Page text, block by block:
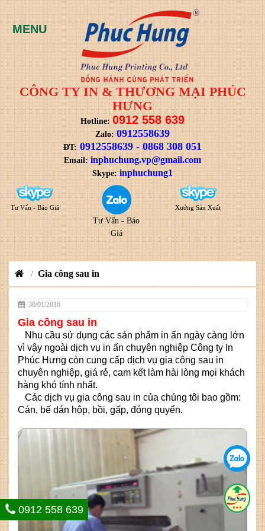
CÔNG TY IN & THƯƠNG MẠI PHÚC
HƯNG
Hotline: 0912 558 639
Zalo: 0912558639
ĐT: 0912558639-0868 308 051
Email: inphuchung.vp@gmail.com
Skype: inphuchung1
Tư Vấn - Báo Giá
Tư Vấn - Báo
Giá
Xưởng Sản Xuất
/ Gia công sau in
30/01/2016
Gia công sau in
Nhu cầu sử dụng các sản phẩm in ấn ngày càng lớn
vì vậy ngoài dịch vụ in ấn chuyên nghiệp Công ty In
Phúc Hưng còn cung cấp dịch vụ gia công sau in
chuyên nghiệp, giá rẻ, cam kết làm hài lòng mọi khách
hàng khó tính nhất.
Các dịch vụ gia công sau in của chúng tôi bao gồm:
Cán, bế dán hộp, bồi, gấp, đóng quyển.
0912 558 639